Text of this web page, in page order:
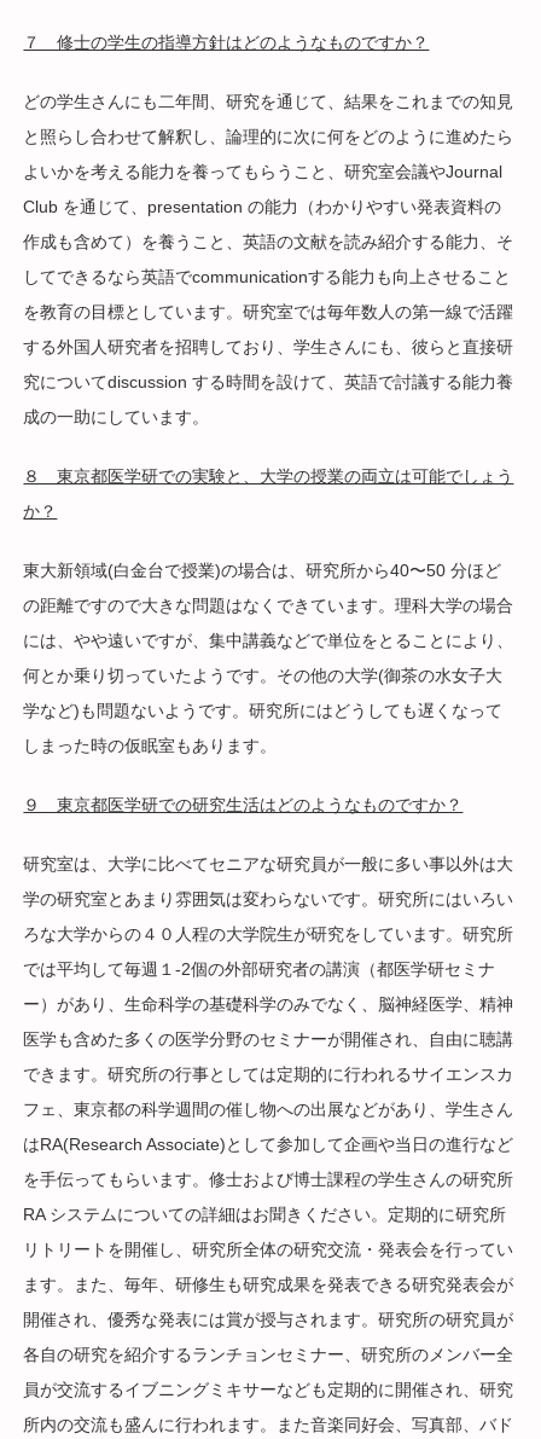
７ 修士の学生の指導方針はどのようなものですか？
どの学生さんにも二年間、研究を通じて、結果をこれまでの知見
と照らし合わせて解釈し、論理的に次に何をどのように進めたら
よいかを考える能力を養ってもらうこと、研究室会議やJournal
Club を通じて、presentation の能力（わかりやすい発表資料の
作成も含めて）を養うこと、英語の文献を読み紹介する能力、そ
してできるなら英語でcommunicationする能力も向上させること
を教育の目標としています。研究室では毎年数人の第一線で活躍
する外国人研究者を招聘しており、学生さんにも、彼らと直接研
究についてdiscussion する時間を設けて、英語で討議する能力養
成の一助にしています。
８ 東京都医学研での実験と、大学の授業の両立は可能でしょう
か？
東大新領域(白金台で授業)の場合は、研究所から40〜50 分ほど
の距離ですので大きな問題はなくできています。理科大学の場合
には、やや遠いですが、集中講義などで単位をとることにより、
何とか乗り切っていたようです。その他の大学(御茶の水女子大
学など)も問題ないようです。研究所にはどうしても遅くなって
しまった時の仮眠室もあります。
９ 東京都医学研での研究生活はどのようなものですか？
研究室は、大学に比べてセニアな研究員が一般に多い事以外は大
学の研究室とあまり雰囲気は変わらないです。研究所にはいろい
ろな大学からの４０人程の大学院生が研究をしています。研究所
では平均して毎週１-2個の外部研究者の講演（都医学研セミナ
ー）があり、生命科学の基礎科学のみでなく、脳神経医学、精神
医学も含めた多くの医学分野のセミナーが開催され、自由に聴講
できます。研究所の行事としては定期的に行われるサイエンスカ
フェ、東京都の科学週間の催し物への出展などがあり、学生さん
はRA(Research Associate)として参加して企画や当日の進行など
を手伝ってもらいます。修士および博士課程の学生さんの研究所
RA システムについての詳細はお聞きください。定期的に研究所
リトリートを開催し、研究所全体の研究交流・発表会を行ってい
ます。また、毎年、研修生も研究成果を発表できる研究発表会が
開催され、優秀な発表には賞が授与されます。研究所の研究員が
各自の研究を紹介するランチョンセミナー、研究所のメンバー全
員が交流するイブニングミキサーなども定期的に開催され、研究
所内の交流も盛んに行われます。また音楽同好会、写真部、バド